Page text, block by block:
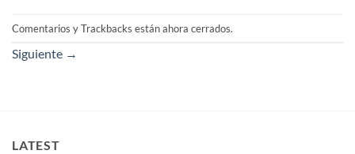
Comentarios y Trackbacks están ahora cerrados.
Siguiente →
LATEST